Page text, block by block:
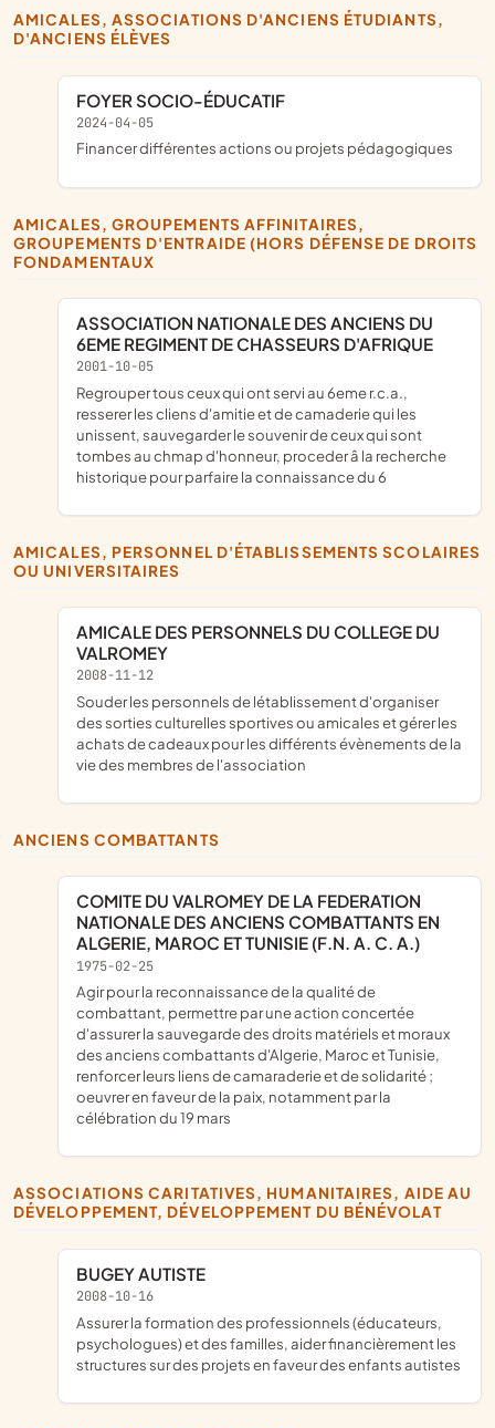
AMICALES, ASSOCIATIONS D'ANCIENS ÉTUDIANTS,
D'ANCIENS ÉLÈVES
FOYER SOCIO-ÉDUCATIF
2024-04-05
financer différentes actions ou projets pédagogiques
AMICALES, GROUPEMENTS AFFINITAIRES,
GROUPEMENTS D'ENTRAIDE (HORS DÉFENSE DE DROITS
FONDAMENTAUX
ASSOCIATION NATIONALE DES ANCIENS DU
6EME REGIMENT DE CHASSEURS D'AFRIQUE
2001-10-05
regrouper tous ceux qui ont servi au 6eme r.c.a.,
resserer les cliens d'amitie et de camaderie qui les
unissent, sauvegarder le souvenir de ceux qui sont
tombes au chmap d'honneur, proceder â la recherche
historique pour parfaire la connaissance du 6
AMICALES, PERSONNEL D'ÉTABLISSEMENTS SCOLAIRES
OU UNIVERSITAIRES
AMICALE DES PERSONNELS DU COLLEGE DU
VALROMEY
2008-11-12
souder les personnels de létablissement d'organiser
des sorties culturelles sportives ou amicales et gérer les
achats de cadeaux pour les différents évènements de la
vie des membres de l'association
ANCIENS COMBATTANTS
COMITE DU VALROMEY DE LA FEDERATION
NATIONALE DES ANCIENS COMBATTANTS EN
ALGERIE, MAROC ET TUNISIE (F.N. A. C. A.)
1975-02-25
agir pour la reconnaissance de la qualité de
combattant, permettre par une action concertée
d'assurer la sauvegarde des droits matériels et moraux
des anciens combattants d'Algerie, Maroc et Tunisie,
renforcer leurs liens de camaraderie et de solidarité ;
oeuvrer en faveur de la paix, notamment par la
célébration du 19 mars
ASSOCIATIONS CARITATIVES, HUMANITAIRES, AIDE AU
DÉVELOPPEMENT, DÉVELOPPEMENT DU BÉNÉVOLAT
BUGEY AUTISTE
2008-10-16
assurer la formation des professionnels (éducateurs,
psychologues) et des familles, aider financièrement les
structures sur des projets en faveur des enfants autistes